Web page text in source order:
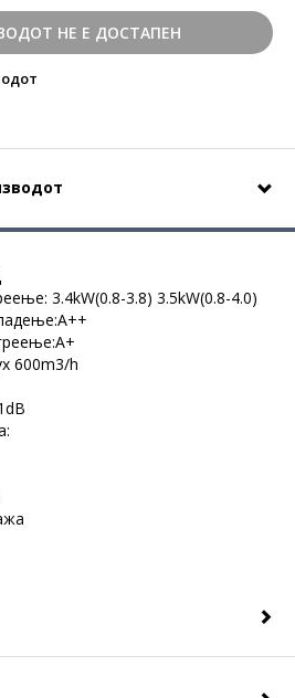
НЕ Е ДОСТАПЕН
3.4kW(0.8-3.8) 3.5kW(0.8-4.0)
600m3/h